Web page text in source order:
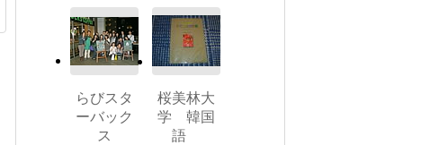
らびスタ
ーバック
ス
桜美林大
学 韓国
語